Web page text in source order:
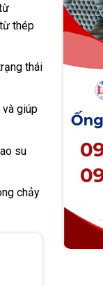
thép
thái
giúp
su
chảy